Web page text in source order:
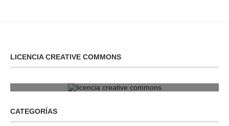
LICENCIA CREATIVE COMMONS
CATEGORÍAS